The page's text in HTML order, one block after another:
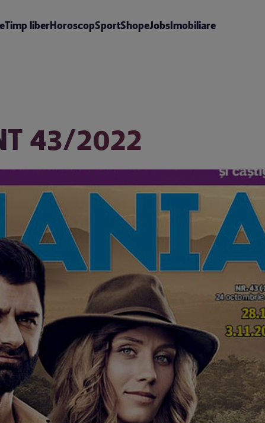
Timp liberHoroscopSportShopeJobsImobiliare
43/2022